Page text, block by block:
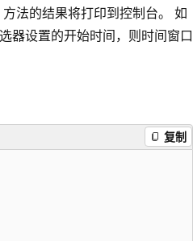
方法的结果将打印到控制台。 如
器设置的开始时间，则时间窗口
复制